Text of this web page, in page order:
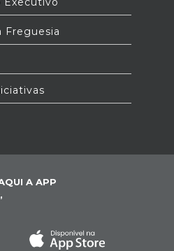
Freguesia
A APP